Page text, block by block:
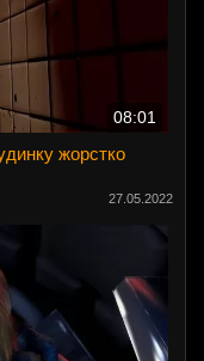
08:01
жорстко
27.05.2022